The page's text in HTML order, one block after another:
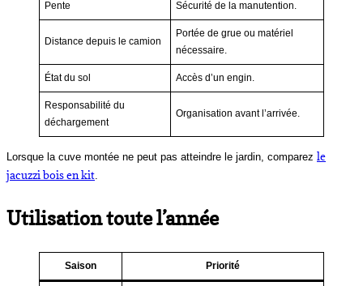
Pente Sécurité de la manutention.
Distance depuis le camion
Portée de grue ou matériel
nécessaire.
État du sol Accès d’un engin.
Responsabilité du
déchargement
Organisation avant l’arrivée.
Lorsque la cuve montée ne peut pas atteindre le jardin, comparez le
jacuzzi bois en kit.
Utilisation toute l’année
Saison Priorité